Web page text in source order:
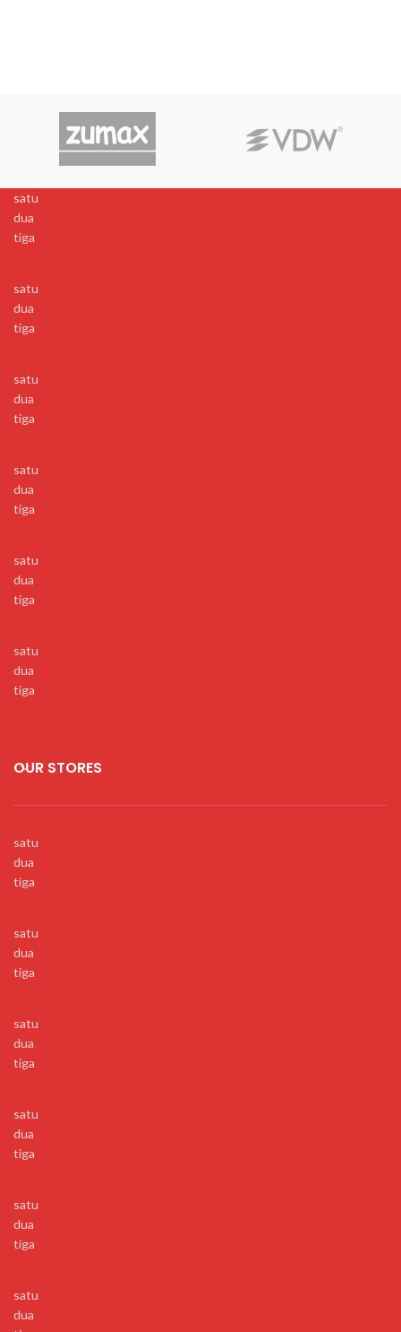
satu
dua
tiga
satu
dua
tiga
satu
dua
tiga
satu
dua
tiga
satu
dua
tiga
satu
dua
tiga
OUR STORES
satu
dua
tiga
satu
dua
tiga
satu
dua
tiga
satu
dua
tiga
satu
dua
tiga
satu
dua